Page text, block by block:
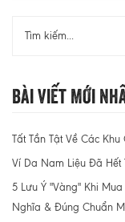
Bài Viết Mới
Tất Tần Tật Về Các
Ví Da Nam Liệu Đã Hết
5 Lưu Ý "Vàng" Khi
Nghĩa & Đúng Chuẩn